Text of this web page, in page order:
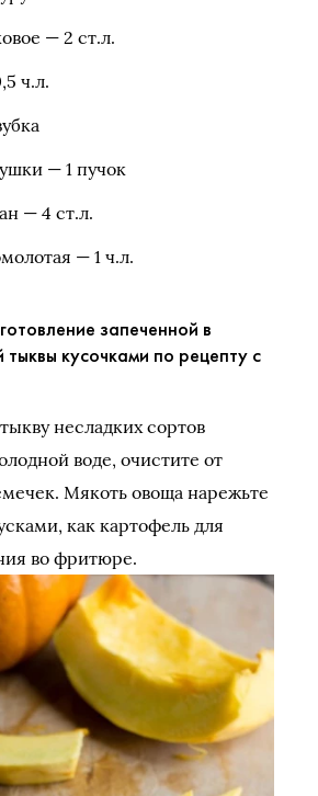
— 2 ст.л.
ч.л.
— 1 пучок
— 4 ст.л.
— 1 ч.л.
запеченной в
тыквы кусочками по рецепту с
несладких сортов
воде, очистите от
Мякоть овоща нарежьте
как картофель для
во фритюре.